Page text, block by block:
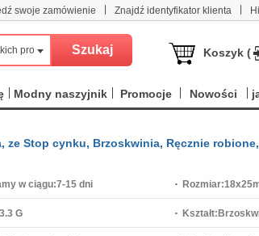
swoje zamówienie Znajdź identyfikator klienta
produktów Koszyk (
Modny naszyjnik Promocje Nowości
Stop cynku, Brzoskwinia, Ręcznie robione,
w ciągu:7-15 dni Rozmiar:
3.3 G Kształt: